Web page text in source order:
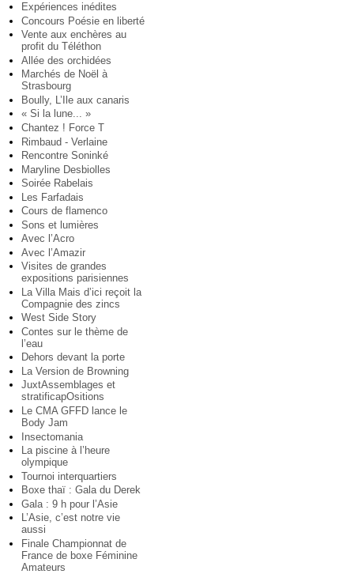
Expériences inédites
Concours Poésie en liberté
Vente aux enchères au
profit du Téléthon
Allée des orchidées
Marchés de Noël à
Strasbourg
Boully, L’Ile aux canaris
« Si la lune... »
Chantez ! Force T
Rimbaud - Verlaine
Rencontre Soninké
Maryline Desbiolles
Soirée Rabelais
Les Farfadais
Cours de flamenco
Sons et lumières
Avec l’Acro
Avec l’Amazir
Visites de grandes
expositions parisiennes
La Villa Mais d’ici reçoit la
Compagnie des zincs
West Side Story
Contes sur le thème de
l’eau
Dehors devant la porte
La Version de Browning
JuxtAssemblages et
stratificapOsitions
Le CMA GFFD lance le
Body Jam
Insectomania
La piscine à l’heure
olympique
Tournoi interquartiers
Boxe thaï : Gala du Derek
Gala : 9 h pour l’Asie
L’Asie, c’est notre vie
aussi
Finale Championnat de
France de boxe Féminine
Amateurs